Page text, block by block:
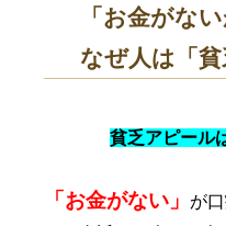
「お金がな
なぜ人は「
貧乏アピール
「お金がない」 が